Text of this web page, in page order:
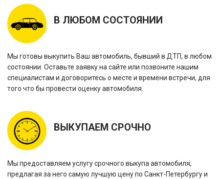
В ЛЮБОМ СОСТОЯНИИ
Мы готовы выкупить Ваш автомобиль, бывший в ДТП, в любом
состоянии. Оставьте заявку на сайте или позвоните нашим
специалистам и договоритесь о месте и времени встречи, для
того что бы провести оценку автомобиля.
ВЫКУПАЕМ СРОЧНО
Мы предоставляем услугу срочного выкупа автомобиля,
предлагая за него самую лучшую цену по Санкт-Петербургу и